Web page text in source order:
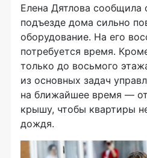
Елена Дятлова
подъезде дома сильно
оборудование. На его
потребуется время.
только до восьмого
из основных задач
на ближайшее время —
крышу, чтобы квартиры
дождя.